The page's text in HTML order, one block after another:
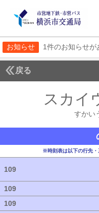
お知らせ 1件のお知らせが
戻る
スカイ
すかい
※時刻表は以下の行先・
109
109
109